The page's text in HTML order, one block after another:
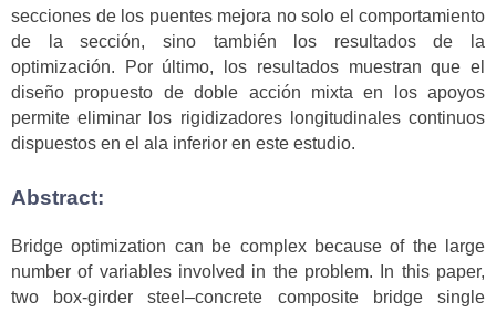
secciones de los puentes mejora no solo el comportamiento
de la sección, sino también los resultados de la
optimización. Por último, los resultados muestran que el
diseño propuesto de doble acción mixta en los apoyos
permite eliminar los rigidizadores longitudinales continuos
dispuestos en el ala inferior en este estudio.
Abstract:
Bridge optimization can be complex because of the large
number of variables involved in the problem. In this paper,
two box-girder steel–concrete composite bridge single